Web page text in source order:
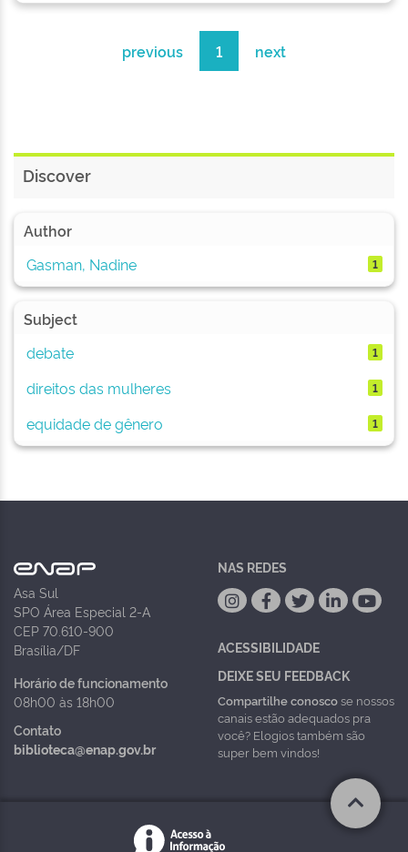
previous 1 next
Discover
Author
Gasman, Nadine
1
Subject
debate
1
direitos das mulheres 1
equidade de gênero 1
Asa Sul
SPO Área Especial 2-A
CEP 70.610-900
Brasília/DF
Horário de funcionamento
08h00 às 18h00
Contato
biblioteca@enap.gov.br
NAS REDES
ACESSIBILIDADE
DEIXE SEU FEEDBACK
Compartilhe conoscose nossos
canais estão adequados pra
você? Elogios também são
super bem vindos!